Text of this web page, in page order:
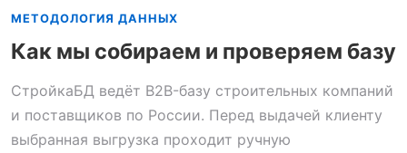
МЕТОДОЛОГИЯ ДАННЫХ
Как мы собираем и проверяем базу
СтройкаБД ведёт B2B-базу строительных компаний
и поставщиков по России. Перед выдачей клиенту
выбранная выгрузка проходит ручную